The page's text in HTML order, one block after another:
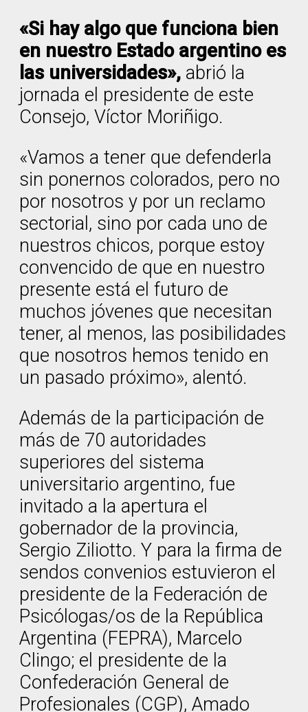
«Si hay algo que funciona bien
en nuestro Estado argentino es
las universidades», abrió la
jornada el presidente de este
Consejo, Víctor Moriñigo.
«Vamos a tener que defenderla
sin ponernos colorados, pero no
por nosotros y por un reclamo
sectorial, sino por cada uno de
nuestros chicos, porque estoy
convencido de que en nuestro
presente está el futuro de
muchos jóvenes que necesitan
tener, al menos, las posibilidades
que nosotros hemos tenido en
un pasado próximo», alentó.
Además de la participación de
más de 70 autoridades
superiores del sistema
universitario argentino, fue
invitado a la apertura el
gobernador de la provincia,
Sergio Ziliotto. Y para la firma de
sendos convenios estuvieron el
presidente de la Federación de
Psicólogas/os de la República
Argentina (FEPRA), Marcelo
Clingo; el presidente de la
Confederación General de
Profesionales (CGP), Amado